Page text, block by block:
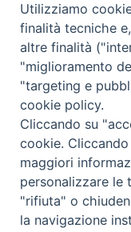
Ufficio
Piazza Giovene 4
SEGUICI SU
Facebook
Instagram
X Feed
Privacy Policy -
Utilizziamo
finalità tecniche
altre finalità
"miglioramento
"targeting e
cookie policy.
Cliccando su
cookie.
maggiori
personalizzare le
"rifiuta" o
la navigazione